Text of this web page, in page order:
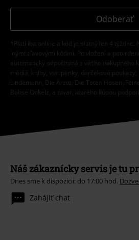
Odoberať
*Platí iba online a kód je platný len 4 týždne.
inými zľavovými kódmi. Po vložení a potvrdení
automaticky odpočítaná z vášho nákupného
médiá, knihy, vstupenky, darčekové
Lindemann, Die Ärzte, Die Toten Hosen,
Böhse Onkelz, a tovar, ktorého kúpou
Náš zákaznícky servis je tu
Dnes sme k dispozicii: do 17:00 hod.
Zahájiť chat